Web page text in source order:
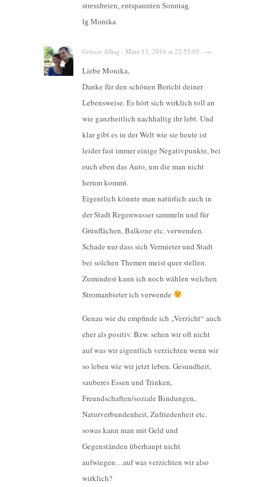
stressfreien, entspannten Sonntag.
lg Monika
Grüner Alltag · März 13, 2016 at 22:55:05 · →
Liebe Monika,
Danke für den schönen Bericht deiner
Lebensweise. Es hört sich wirklich toll an
wie ganzheitlich nachhaltig ihr lebt. Und
klar gibt es in der Welt wie sie heute ist
leider fast immer einige Negativpunkte, bei
euch eben das Auto, um die man nicht
herum kommt.
Eigentlich könnte man natürlich auch in
der Stadt Regenwasser sammeln und für
Grünflächen, Balkone etc. verwenden.
Schade nur dass sich Vermieter und Stadt
bei solchen Themen meist quer stellen.
Zumindest kann ich noch wählen welchen
Stromanbieter ich verwende
Genau wie du empfinde ich „Verzicht“ auch
eher als positiv. Bzw. sehen wir oft nicht
auf was wir eigentlich verzichten wenn wir
so leben wie wir jetzt leben. Gesundheit,
sauberes Essen und Trinken,
Freundschaften/soziale Bindungen,
Naturverbundenheit, Zufriedenheit etc.
sowas kann man mit Geld und
Gegenständen überhaupt nicht
aufwiegen…auf was verzichten wir also
wirklich?